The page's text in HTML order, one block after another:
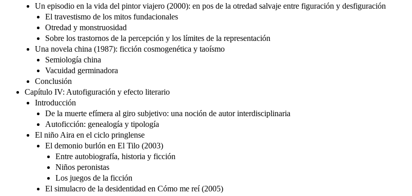
Un episodio en la vida del pintor viajero (2000): en pos de la otredad salvaje entre figuración y desfiguración
El travestismo de los mitos fundacionales
Otredad y monstruosidad
Sobre los trastornos de la percepción y los límites de la representación
Una novela china (1987): ficción cosmogenética y taoísmo
Semiología china
Vacuidad germinadora
Conclusión
Capítulo IV: Autofiguración y efecto literario
Introducción
De la muerte efímera al giro subjetivo: una noción de autor interdisciplinaria
Autoficción: genealogía y tipología
El niño Aira en el ciclo pringlense
El demonio burlón en El Tilo (2003)
Entre autobiografía, historia y ficción
Niños peronistas
Los juegos de la ficción
El simulacro de la desidentidad en Cómo me reí (2005)